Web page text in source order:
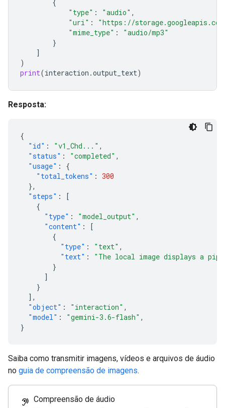
{
"type" : "audio" ,
"uri" :
"https://
"mime_type" :
"audio/mp3"
}
]
)
print(interaction .output_text)
Resposta:
{
"id" : "v1_Chd..." ,
"status" : "completed" ,
"usage" :
{
"total_tokens" : 300
},
"steps" :
[
{
"type" : "model_output" ,
"content" :
[
{
"type" : "text" ,
"text" :
"The local image displays a
}
]
}
],
"object" : "interaction" ,
"model" : "gemini-3.6-flash" ,
}
Saiba como transmitir imagens, vídeos e arquivos de áudio
no guia de compreensão de imagens.
hearing Compreensão de áudio